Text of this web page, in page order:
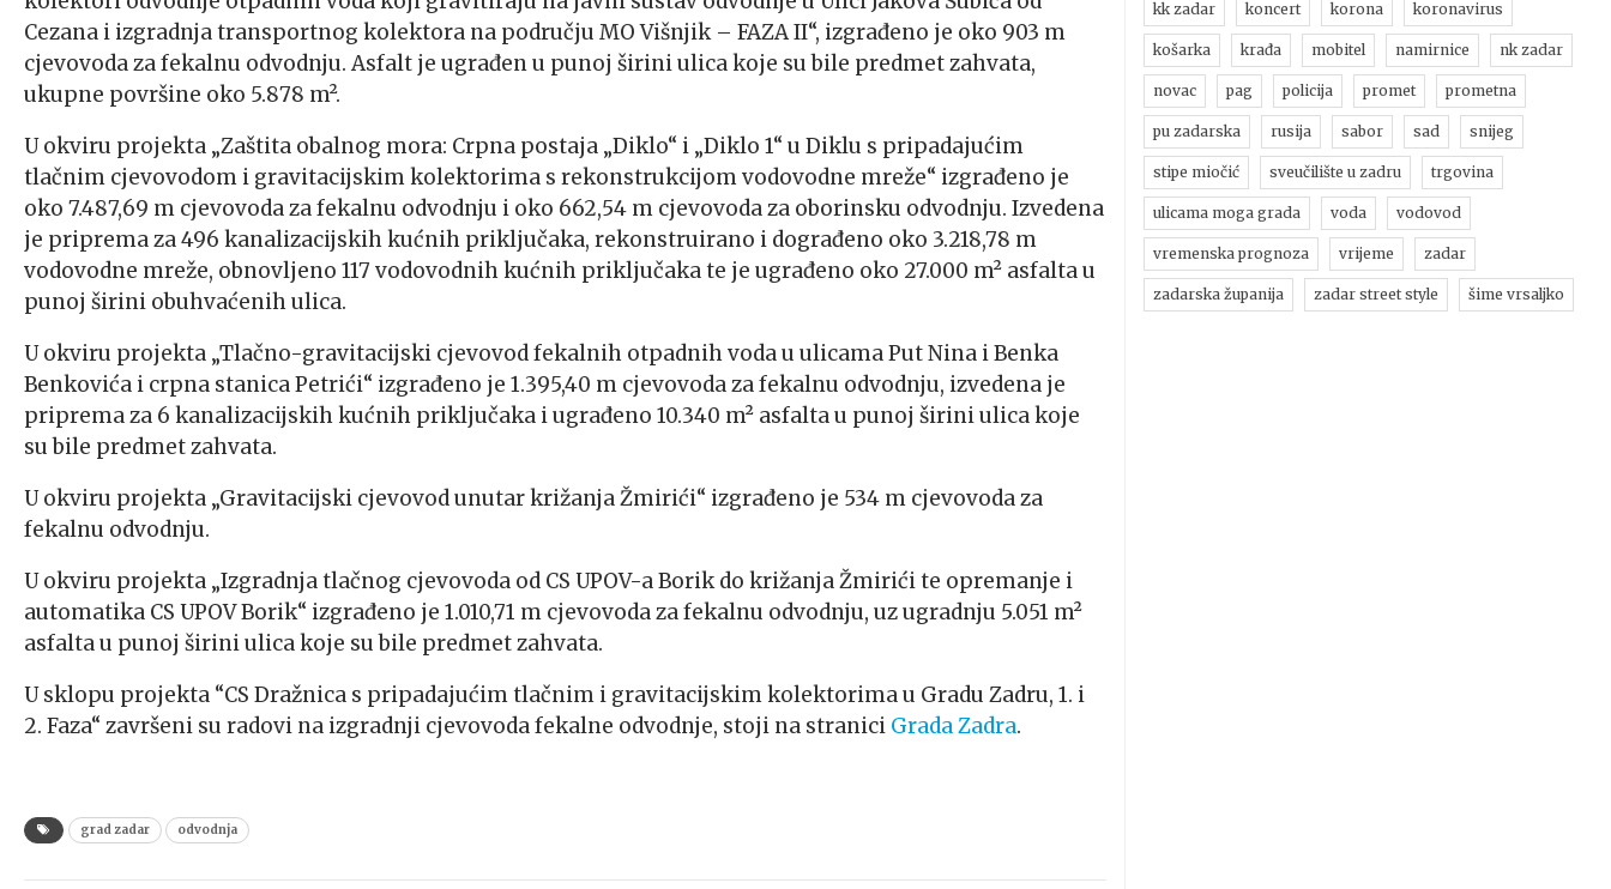
Cezana i izgradnja transportnog kolektora na području MO Višnjik – FAZA II“, izgrađeno je oko 903 m
cjevovoda za fekalnu odvodnju. Asfalt je ugrađen u punoj širini ulica koje su bile predmet zahvata,
ukupne površine oko 5.878 m².
U okviru projekta „Zaštita obalnog mora: Crpna postaja „Diklo“ i „Diklo 1“ u Diklu s pripadajućim
tlačnim cjevovodom i gravitacijskim kolektorima s rekonstrukcijom vodovodne mreže“ izgrađeno je
oko 7.487,69 m cjevovoda za fekalnu odvodnju i oko 662,54 m cjevovoda za oborinsku odvodnju. Izvedena
je priprema za 496 kanalizacijskih kućnih priključaka, rekonstruirano i dograđeno oko 3.218,78 m
vodovodne mreže, obnovljeno 117 vodovodnih kućnih priključaka te je ugrađeno oko 27.000 m² asfalta u
punoj širini obuhvaćenih ulica.
U okviru projekta „Tlačno-gravitacijski cjevovod fekalnih otpadnih voda u ulicama Put Nina i Benka
Benkovića i crpna stanica Petrići“ izgrađeno je 1.395,40 m cjevovoda za fekalnu odvodnju, izvedena je
priprema za 6 kanalizacijskih kućnih priključaka i ugrađeno 10.340 m² asfalta u punoj širini ulica koje
su bile predmet zahvata.
U okviru projekta „Gravitacijski cjevovod unutar križanja Žmirići“ izgrađeno je 534 m cjevovoda za
fekalnu odvodnju.
U okviru projekta „Izgradnja tlačnog cjevovoda od CS UPOV-a Borik do križanja Žmirići te opremanje i
automatika CS UPOV Borik“ izgrađeno je 1.010,71 m cjevovoda za fekalnu odvodnju, uz ugradnju 5.051 m²
asfalta u punoj širini ulica koje su bile predmet zahvata.
U sklopu projekta “CS Dražnica s pripadajućim tlačnim i gravitacijskim kolektorima u Gradu Zadru, 1. i
2. Faza“ završeni su radovi na izgradnji cjevovoda fekalne odvodnje, stoji na stranici Grada Zadra.
grad zadar odvodnja
kk zadar koncert korona koronavirus
košarka krađa mobitel namirnice nk zadar
novac pag policija promet prometna
pu zadarska rusija sabor sad snijeg
stipe miočić sveučilište u zadru trgovina
ulicama moga grada voda vodovod
vremenska prognoza vrijeme zadar
zadarska županija zadar street style šime vrsaljko